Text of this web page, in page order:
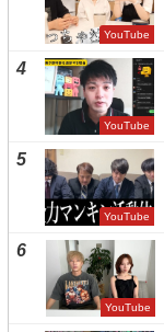
YouTube
4
YouTube
5
YouTube
6
YouTube